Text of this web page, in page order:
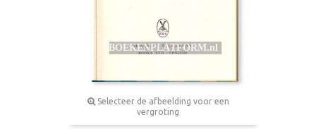
Selecteer de afbeelding voor een
vergroting